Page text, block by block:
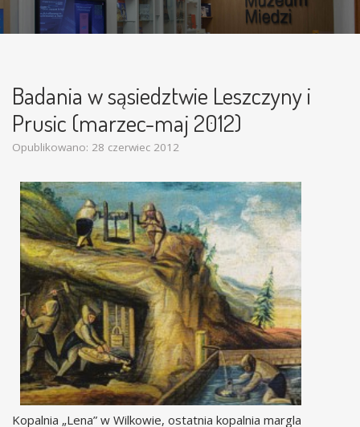
Badania w sąsiedztwie Leszczyny i
Prusic (marzec-maj 2012)
Opublikowano: 28 czerwiec 2012
Kopalnia „Lena” w Wilkowie, ostatnia kopalnia margla